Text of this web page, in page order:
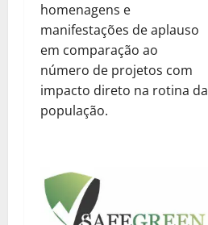
homenagens e
manifestações de aplauso
em comparação ao
número de projetos com
impacto direto na rotina da
população.